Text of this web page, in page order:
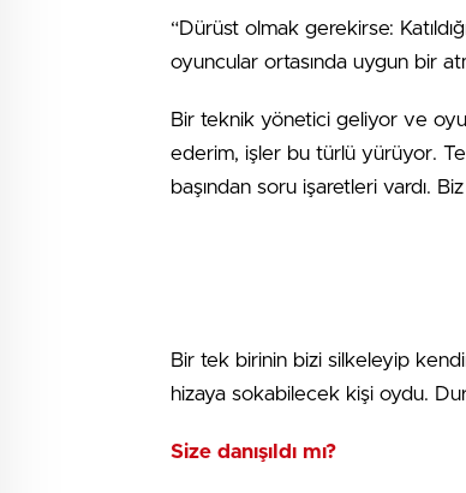
“Dürüst olmak gerekirse:
oyuncular ortasında uygun bir
Bir teknik yönetici geliyor ve
ederim, işler bu türlü yürüyor.
başından soru işaretleri vardı.
Bir tek birinin bizi silkeleyip
hizaya sokabilecek kişi oydu.
Size danışıldı mı?